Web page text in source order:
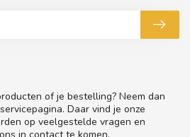
of je bestelling? Neem dan
Daar vind je onze
op veelgestelde vragen en
in contact te komen.